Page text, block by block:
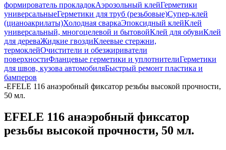
формирователь прокладокАэрозольный клейГерметики
универсальныеГерметики для труб (резьбовые)Супер-клей
(цианоакрилаты)Холодная сваркаЭпоксидный клейКлей
универсальный, многоцелевой и бытовойКлей для обувиКлей
для дереваЖидкие гвоздиКлеевые стержни,
термоклейОчистители и обезжириватели
поверхностиФланцевые герметики и уплотнителиГерметики
для швов, кузова автомобиляБыстрый ремонт пластика и
бамперов
-EFELE 116 анаэробный фиксатор резьбы высокой прочности,
50 мл.
EFELE 116 анаэробный фиксатор
резьбы высокой прочности, 50 мл.